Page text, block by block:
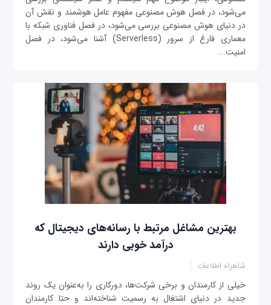
می‌شود، در فصل هوش مصنوعی مفهوم عامل هوشمند و نقش آن
در دنیای هوش مصنوعی بررسی می‌شود، در فصل فناوری شبکه با
معماری فارغ از سرور (Serverless) آشنا می‌شود، در فصل
امنیت...
بهترین مشاغل مرتبط با رسانه‌های دیجیتال که
درآمد خوبی دارند
شاهراه اطلاعات
خیلی از کارمندان و برخی شرکت‌ها، دورکاری را به‌عنوان یک روند
جدید در دنیای اشتغال به رسمیت شناخته‌اند و حتا کارمندان